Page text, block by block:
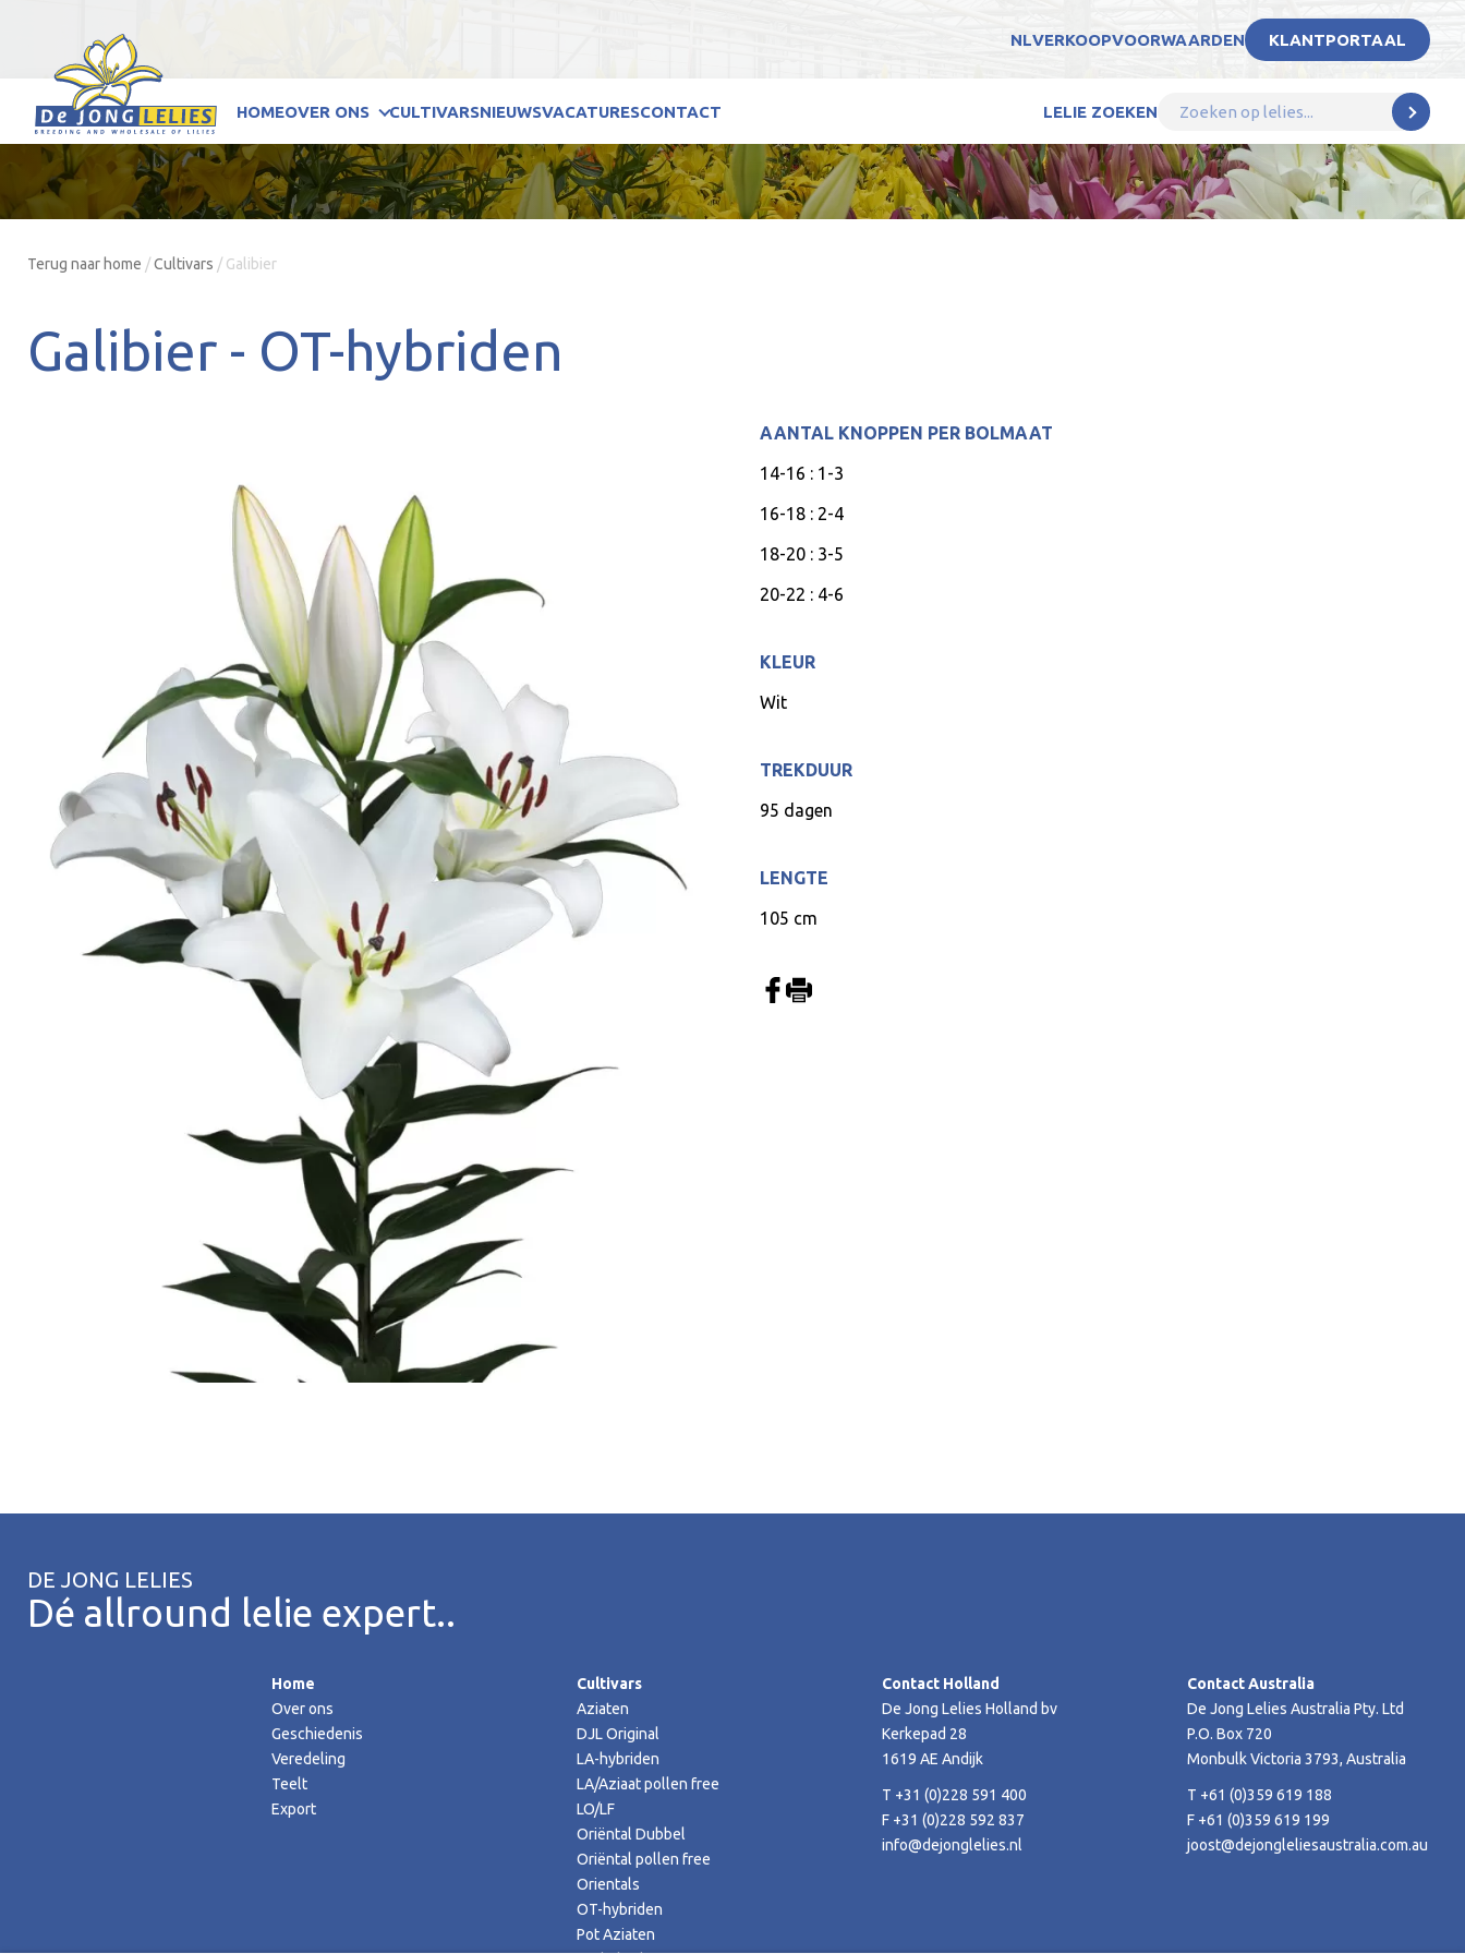
NLVERKOOPVOORWAARDEN KLANTPORTAAL
HOMEOVER ONS CULTIVARSNIEUWSVACATURESCONTACT LELIE ZOEKEN
Terug naar home /Cultivars / Galibier
Galibier - OT-hybriden
AANTAL KNOPPEN PER BOLMAAT
14-16 : 1-3
16-18 : 2-4
18-20 : 3-5
20-22 : 4-6
KLEUR
Wit
TREKDUUR
95 dagen
LENGTE
105 cm
DE JONG LELIES
Dé allround lelie expert..
Home
Over ons
Geschiedenis
Veredeling
Teelt
Export
Cultivars
Aziaten
DJL Original
LA-hybriden
LA/Aziaat pollen free
LO/LF
Oriëntal Dubbel
Oriëntal pollen free
Orientals
OT-hybriden
Pot Aziaten
Contact Holland
De Jong Lelies Holland bv
Kerkepad 28
1619 AE Andijk
T +31 (0)228 591 400
F +31 (0)228 592 837
info@dejonglelies.nl
Contact Australia
De Jong Lelies Australia Pty. Ltd
P.O. Box 720
Monbulk Victoria 3793, Australia
T +61 (0)359 619 188
F +61 (0)359 619 199
joost@dejongleliesaustralia.com.au